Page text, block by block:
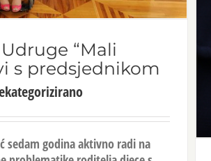
“Mali
s predsjednikom
sedam godina aktivno radi na